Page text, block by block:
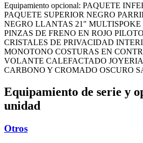
Equipamiento opcional: PAQUETE
PAQUETE SUPERIOR NEGRO
NEGRO LLANTAS 21"
PINZAS DE FRENO EN ROJO
CRISTALES DE PRIVACIDAD
MONOTONO COSTURAS EN
VOLANTE CALEFACTADO
CARBONO Y CROMADO OSCURO
Equipamiento de serie y
unidad
Otros